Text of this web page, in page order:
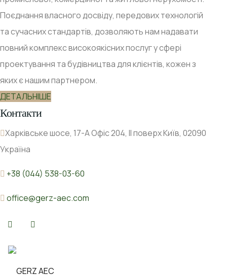
Поєднання власного досвіду, передових технологій
та сучасних стандартів, дозволяють нам надавати
повний комплекс високоякісних послуг у сфері
проектування та будівництва для клієнтів, кожен з
яких є нашим партнером.
ДЕТАЛЬНІШЕ
Контакти
Харківське шосе, 17-А Офіс 204, ІІ поверх Київ, 02090
Україна
+38 (044) 538-03-60
office@gerz-aec.com